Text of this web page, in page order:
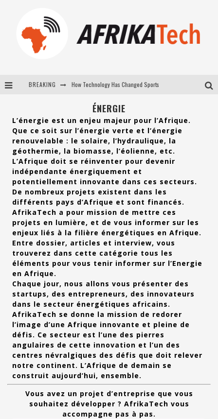
BREAKING
New to online sports betting? Consider These Tips to Play Your First Online Sports Betting Successfully
How Technology Has Changed Sports
ÉNERGIE
L’énergie est un enjeu majeur pour l’Afrique.
Que ce soit sur l’énergie verte et l’énergie
renouvelable : le solaire, l’hydraulique, la
géothermie, la biomasse, l’éolienne, etc.
L’Afrique doit se réinventer pour devenir
indépendante énergiquement et
potentiellement innovante dans ces secteurs.
De nombreux projets existent dans les
différents pays d’Afrique et sont financés.
AfrikaTech a pour mission de mettre ces
projets en lumière, et de vous informer sur les
enjeux liés à la filière énergétiques en Afrique.
Entre dossier, articles et interview, vous
trouverez dans cette catégorie tous les
éléments pour vous tenir informer sur l’Energie
en Afrique.
Chaque jour, nous allons vous présenter des
startups, des entrepreneurs, des innovateurs
dans le secteur énergétiques africains.
AfrikaTech se donne la mission de redorer
l’image d’une Afrique innovante et pleine de
défis. Ce secteur est l’une des pierres
angulaires de cette innovation et l’un des
centres névralgiques des défis que doit relever
notre continent. L’Afrique de demain se
construit aujourd’hui, ensemble.
Vous avez un projet d’entreprise que vous
souhaitez développer ? AfrikaTech vous
accompagne pas à pas.